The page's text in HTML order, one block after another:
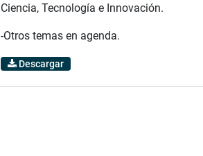
Ciencia, Tecnología e Innovación.
-Otros temas en agenda.
Descargar